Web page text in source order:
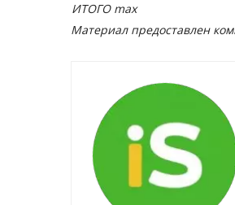
ИТОГО max
Материал предоставлен